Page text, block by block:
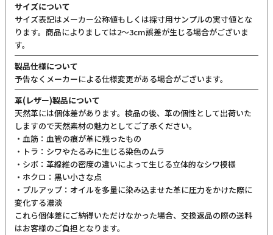
サイズについて
サイズ表記はメーカー公称値もしくは採寸用サンプルの実寸値とな
ります。商品によりましては2〜3cm誤差が生じる場合がございま
す。
製品仕様について
予告なくメーカーによる仕様変更がある場合がございます。
革(レザー)製品について
天然革には個体差があります。検品の後、革の個性として出荷いた
しますので天然素材の魅力としてご了承ください。
・血筋：血管の痕が革に残ったもの
・トラ：シワやたるみに生じる染色のムラ
・シボ：革線維の密度の違いによって生じる立体的なシワ模様
・ホクロ：黒い小さな点
・プルアップ：オイルを多量に染み込ませた革に圧力をかけた際に
変化する濃淡
これら個体差にご納得いただけなかった場合、交換返品の際の送料
はお客様のご負担となります。